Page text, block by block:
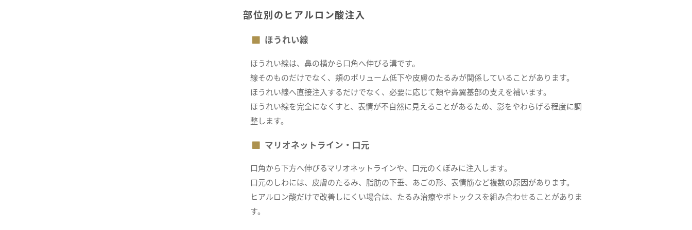
部位別のヒアルロン酸注入
ほうれい線
ほうれい線は、鼻の横から口角へ伸びる溝です。
線そのものだけでなく、頬のボリューム低下や皮膚のたるみが関係していることがあります。
ほうれい線へ直接注入するだけでなく、必要に応じて頬や鼻翼基部の支えを補います。
ほうれい線を完全になくすと、表情が不自然に見えることがあるため、影をやわらげる程度に調
整します。
マリオネットライン・口元
口角から下方へ伸びるマリオネットラインや、口元のくぼみに注入します。
口元のしわには、皮膚のたるみ、脂肪の下垂、あごの形、表情筋など複数の原因があります。
ヒアルロン酸だけで改善しにくい場合は、たるみ治療やボトックスを組み合わせることがありま
す。